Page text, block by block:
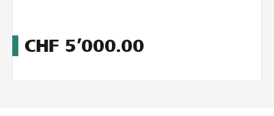
CHF 5’000.00